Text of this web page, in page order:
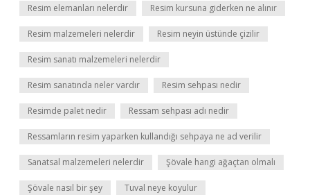
Resim elemanları nelerdir Resim kursuna giderken ne alınır
Resim malzemeleri nelerdir Resim neyin üstünde çizilir
Resim sanatı malzemeleri nelerdir
Resim sanatında neler vardır Resim sehpası nedir
Resimde palet nedir Ressam sehpası adı nedir
Ressamların resim yaparken kullandığı sehpaya ne ad verilir
Sanatsal malzemeleri nelerdir Şövale hangi ağaçtan olmalı
Şövale nasıl bir şey Tuval neye koyulur